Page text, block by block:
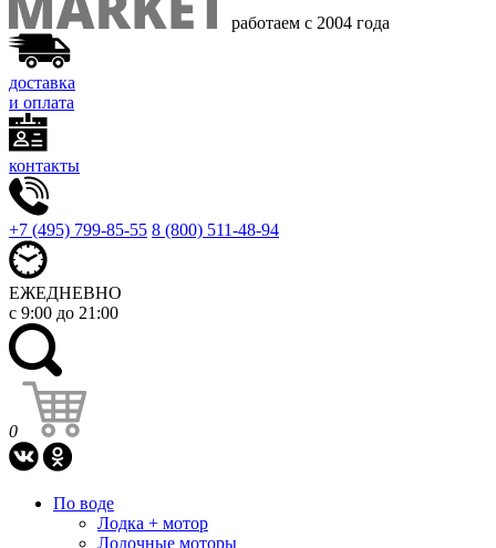
работаем с 2004 года
доставка
и оплата
контакты
+7 (495) 799-85-55 8 (800) 511-48-94
ЕЖЕДНЕВНО
с 9:00 до 21:00
0
По воде
Лодка + мотор
Лодочные моторы